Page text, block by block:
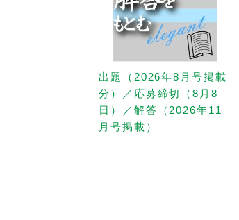
出題（2026年8月号掲載
分）／応募締切（8月8
日）／解答（2026年11
月号掲載）